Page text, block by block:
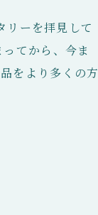
リーを拝見して
てから、今ま
をより多くの方